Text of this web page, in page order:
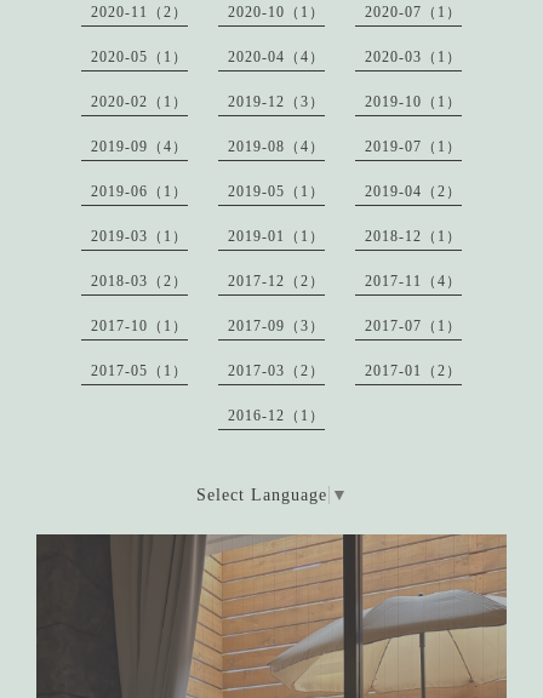
2020-11（2） 2020-10（1） 2020-07（1）
2020-05（1） 2020-04（4） 2020-03（1）
2020-02（1） 2019-12（3） 2019-10（1）
2019-09（4） 2019-08（4） 2019-07（1）
2019-06（1） 2019-05（1） 2019-04（2）
2019-03（1） 2019-01（1） 2018-12（1）
2018-03（2） 2017-12（2） 2017-11（4）
2017-10（1） 2017-09（3） 2017-07（1）
2017-05（1） 2017-03（2） 2017-01（2）
2016-12（1）
Select Language ▼